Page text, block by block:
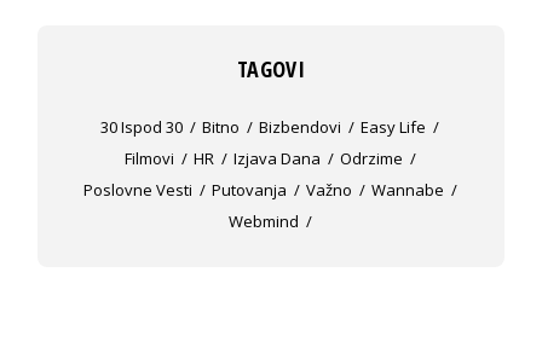
TAGOVI
30 Ispod 30 Bitno Bizbendovi
Easy Life
Filmovi
HR Izjava Dana
Odrzime
Poslovne Vesti
Putovanja Važno
Wannabe
Webmind